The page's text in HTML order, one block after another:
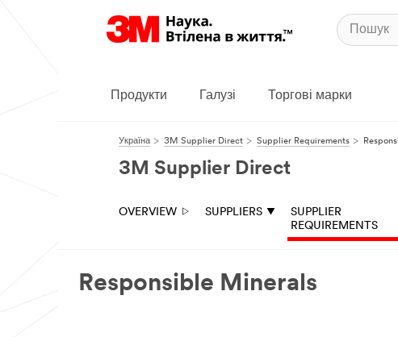
Продукти Галузі Торгові марки
Україна 3M Supplier Direct Supplier Requirements
3M Supplier Direct
OVERVIEW SUPPLIERS
SUPPLIER
REQUIREMENTS
Responsible Minerals